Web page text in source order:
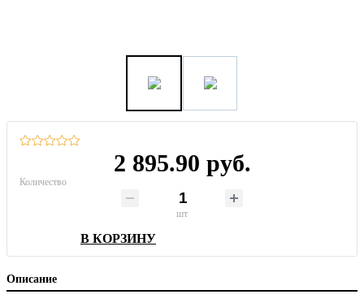
2 895.90 руб.
Количество
шт
В КОРЗИНУ
Описание